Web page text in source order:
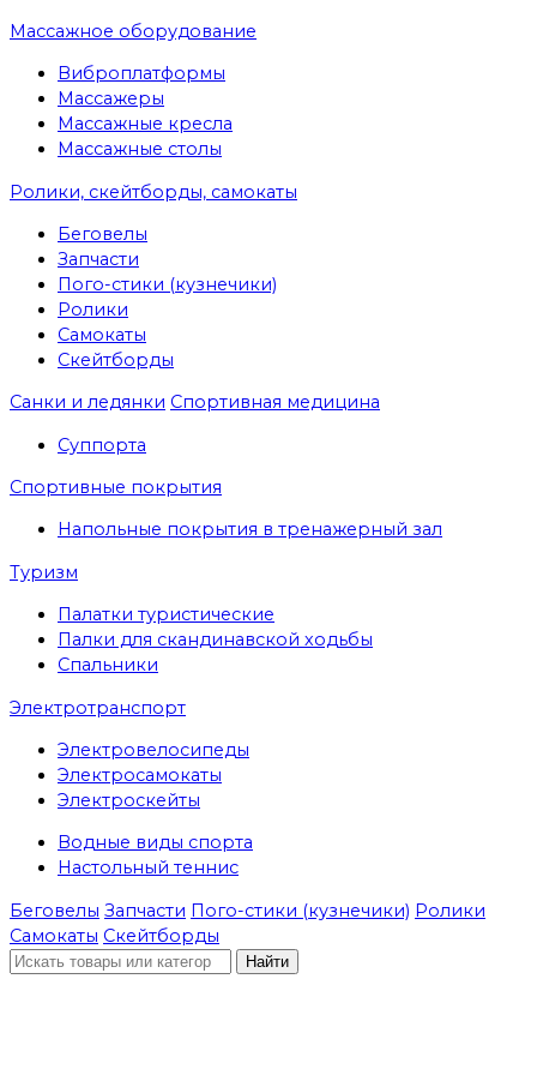
Массажное оборудование
Виброплатформы
Массажеры
Массажные кресла
Массажные столы
Ролики, скейтборды, самокаты
Беговелы
Запчасти
Пого-стики (кузнечики)
Ролики
Самокаты
Скейтборды
Санки и ледянки Спортивная медицина
Суппорта
Спортивные покрытия
Напольные покрытия в тренажерный зал
Туризм
Палатки туристические
Палки для скандинавской ходьбы
Спальники
Электротранспорт
Электровелосипеды
Электросамокаты
Электроскейты
Водные виды спорта
Настольный теннис
Беговелы Запчасти Пого-стики (кузнечики) Ролики
Самокаты Скейтборды
Найти